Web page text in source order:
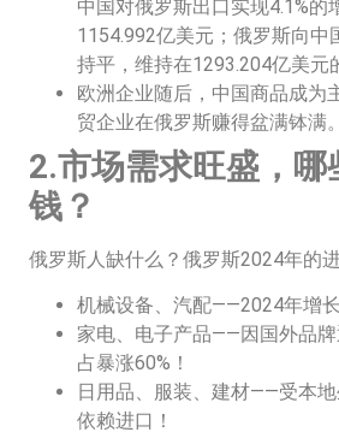
中国对俄罗斯出口实现4.1%的
1154.992亿美元；俄罗斯向中
持平，维持在1293.204亿美元
欧洲企业随后，中国商品成为
贸企业在俄罗斯赚得盆满钵满。
2.市场需求旺盛，哪
钱？
俄罗斯人缺什么？俄罗斯2024年的
机械设备、汽配——2024年增长
家电、电子产品——因国外品
占暴涨60%！
日用品、服装、建材——受本地
依赖进口！